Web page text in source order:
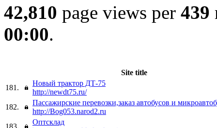
42,810 page views per 439
00:00.
Site title
181.
Новый трактор ДТ-75
http://newdt75.ru/
182.
Пассажирские перевозки,заказ автобусов и
http://Bog053.narod2.ru
183.
Оптсклад